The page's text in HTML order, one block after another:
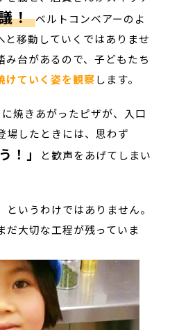
！ ベルトコンベアーのよ
と移動していくではありませ
み台があるので、子どもたち
けていく姿を観察します。
焼きあがったピザが、入口
場したときには、思わず
！」
と歓声をあげてしまい
いうわけではありません。
だ大切な工程が残っていま